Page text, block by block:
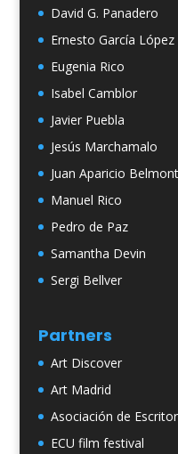
David G. Panadero
Ernesto García López
Eugenia Rico
Isabel Camblor
Javier Puebla
Jesús Marchamalo
Juan Aparicio
Manuel Rico
Pedro de Paz
Samantha Devin
Sergi Bellver
Partners
Art Discover
Art Madrid
Asociación de
ECU film festival